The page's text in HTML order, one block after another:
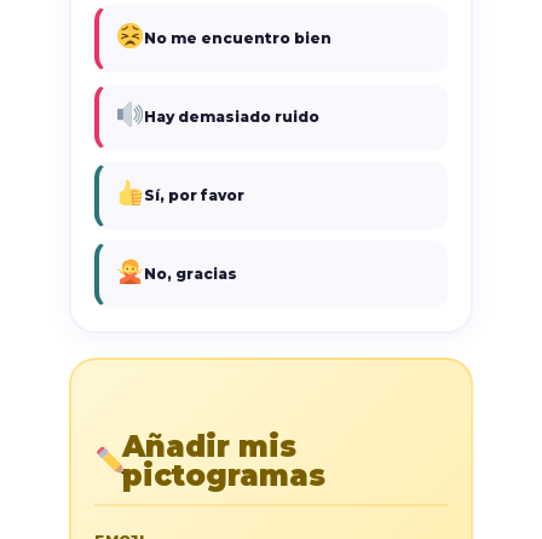
No me encuentro bien
Hay demasiado ruido
Sí, por favor
No, gracias
Añadir mis
pictogramas